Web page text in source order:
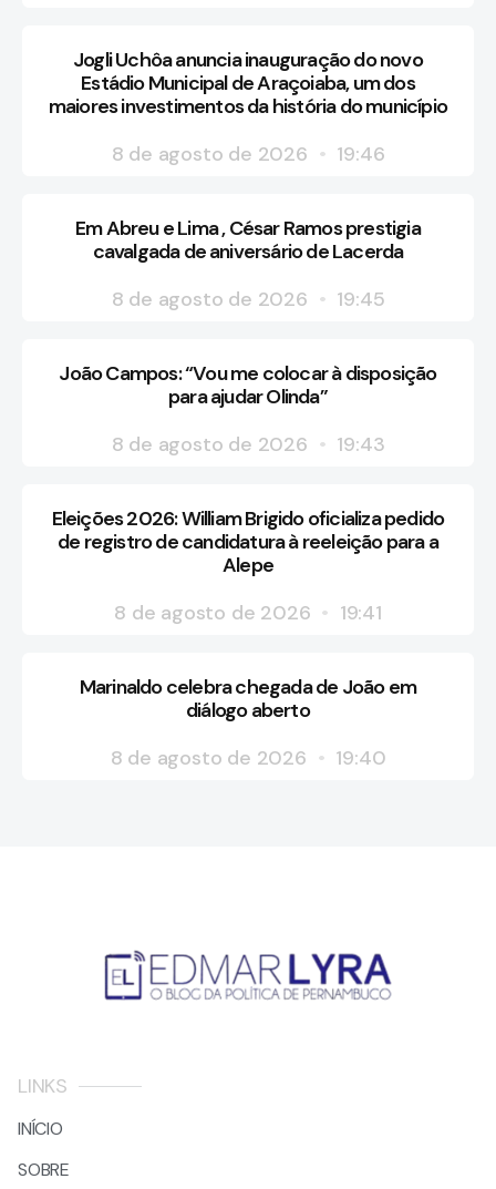
Jogli Uchôa anuncia inauguração do novo
Estádio Municipal de Araçoiaba, um dos
maiores investimentos da história do município
8 de agosto de 2026
19:46
Em Abreu e Lima , César Ramos prestigia
cavalgada de aniversário de Lacerda
8 de agosto de 2026
19:45
João Campos: “Vou me colocar à disposição
para ajudar Olinda”
8 de agosto de 2026
19:43
Eleições 2026: William Brigido oficializa pedido
de registro de candidatura à reeleição para a
Alepe
8 de agosto de 2026
19:41
Marinaldo celebra chegada de João em
diálogo aberto
8 de agosto de 2026
19:40
LINKS
INÍCIO
SOBRE